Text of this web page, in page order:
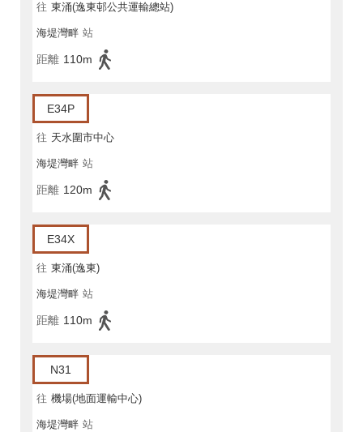
往 東涌(逸東邨公共運輸總站)
海堤灣畔 站
距離 110m
E34P
往 天水圍市中心
海堤灣畔 站
距離 120m
E34X
往 東涌(逸東)
海堤灣畔 站
距離 110m
N31
往 機場(地面運輸中心)
海堤灣畔 站